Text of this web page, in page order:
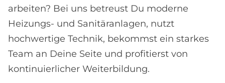
arbeiten? Bei uns betreust Du moderne
Heizungs- und Sanitäranlagen, nutzt
hochwertige Technik, bekommst ein starkes
Team an Deine Seite und profitierst von
kontinuierlicher Weiterbildung.